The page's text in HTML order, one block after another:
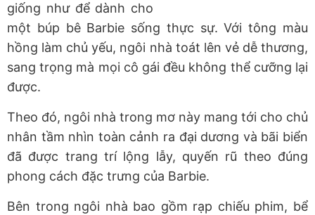
giống như để dành cho
một búp bê Barbie sống thực sự. Với tông màu
hồng làm chủ yếu, ngôi nhà toát lên vẻ dễ thương,
sang trọng mà mọi cô gái đều không thể cưỡng lại
được.
Theo đó, ngôi nhà trong mơ này mang tới cho chủ
nhân tầm nhìn toàn cảnh ra đại dương và bãi biển
đã được trang trí lộng lẫy, quyến rũ theo đúng
phong cách đặc trưng của Barbie.
Bên trong ngôi nhà bao gồm rạp chiếu phim, bể